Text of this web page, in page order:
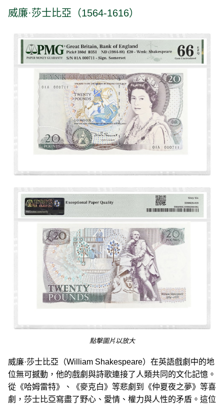
威廉·莎士比亞（1564-1616）
點擊圖片以放大
威廉·莎士比亞（William Shakespeare）在英語戲劇中的地
位‌無可撼動，他的戲劇與詩歌連接了人類共同的文化記憶。
從《哈姆雷特》、《麥克白》等悲劇到《仲夏夜之夢》等喜
劇，莎士比亞寫盡了野心、愛情、權力與人性的矛盾。這位